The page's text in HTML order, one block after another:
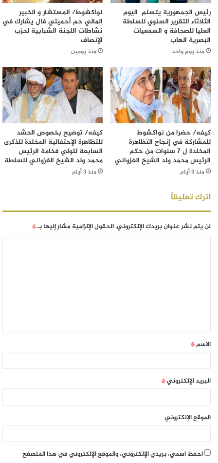
رئيس الجمهورية يتسلم اليوم
الثلاثاء التقرير السنوي للسلطة
العليا للصحافة و السمعيات
البصرية الهاب
منذ يوم واحد
نواكشوط/ المستشار و الخبير
المالي حم أحميتي فال يشارك في
نشاطات اللجنة الشبابية لحزب
الإنصاف
منذ يومين
كيفه/ حضرا من نواكشوط
للمشاركة في إنجاح التظاهرة
المخلدة ل 7 سنوات من حكم
الرئيس محمد ولد الشيخ الغزواني
منذ 3 أيام
كيفه/ توضيح بخصوص الحشد
للتظاهرة الإحتفالية المخلدة للذكرى
السابعة لتولي فخامة الرئيس
محمد ولد الشيخ الغزواني للسلطة
منذ 3 أيام
اترك تعليقاً
لن يتم نشر عنوان بريدك الإلكتروني.الحقول الإلزامية مشار إليها بـ*
الاسم*
البريد الإلكتروني*
الموقع الإلكتروني
احفظ اسمي، بريدي الإلكتروني، والموقع الإلكتروني في هذا المتصفح